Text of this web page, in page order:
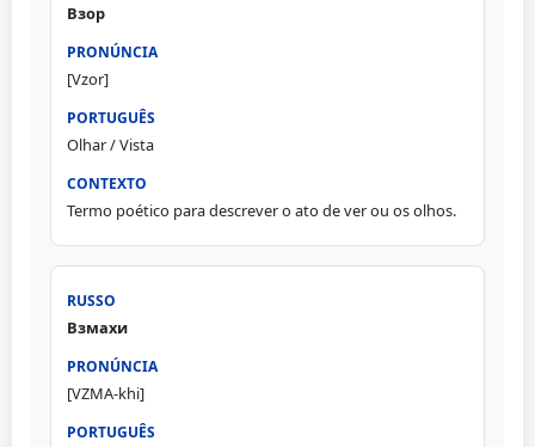
Взор
[Vzor]
Olhar / Vista
Termo poético para descrever o ato de ver ou os olhos.
Взмахи
[VZMA-khi]